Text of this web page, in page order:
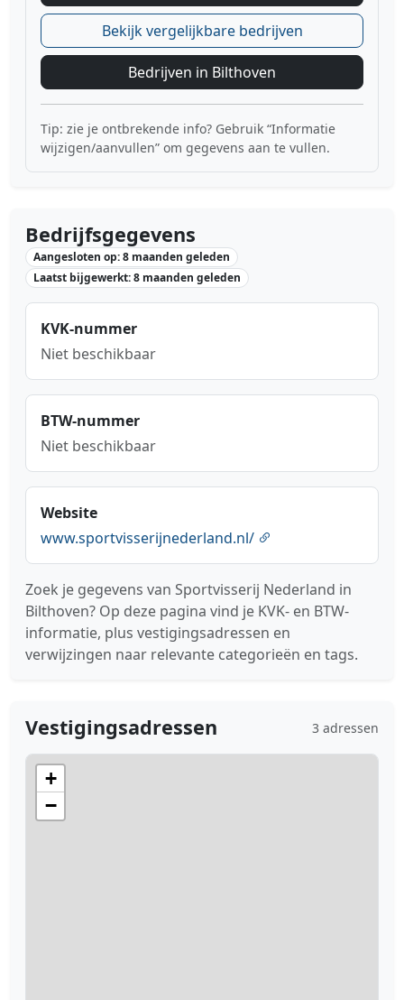
Bekijk vergelijkbare bedrijven
Bedrijven in Bilthoven
Tip: zie je ontbrekende info? Gebruik “Informatie
wijzigen/aanvullen” om gegevens aan te vullen.
Bedrijfsgegevens
Aangesloten op: 8 maanden geleden
Laatst bijgewerkt: 8 maanden geleden
KVK-nummer
Niet beschikbaar
BTW-nummer
Niet beschikbaar
Website
www.sportvisserijnederland.nl/
Zoek je gegevens van Sportvisserij Nederland in
Bilthoven? Op deze pagina vind je KVK- en BTW-
informatie, plus vestigingsadressen en
verwijzingen naar relevante categorieën en tags.
Vestigingsadressen 3 adressen
+
−